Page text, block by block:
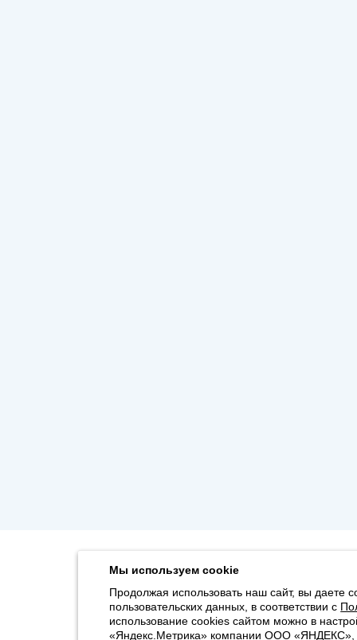
Мы используем cookie
Продолжая использовать наш сайт, вы даете
пользовательских данных, в соответствии с
использование cookies сайтом можно в
«Яндекс.Метрика» компании ООО «ЯНДЕКС»,